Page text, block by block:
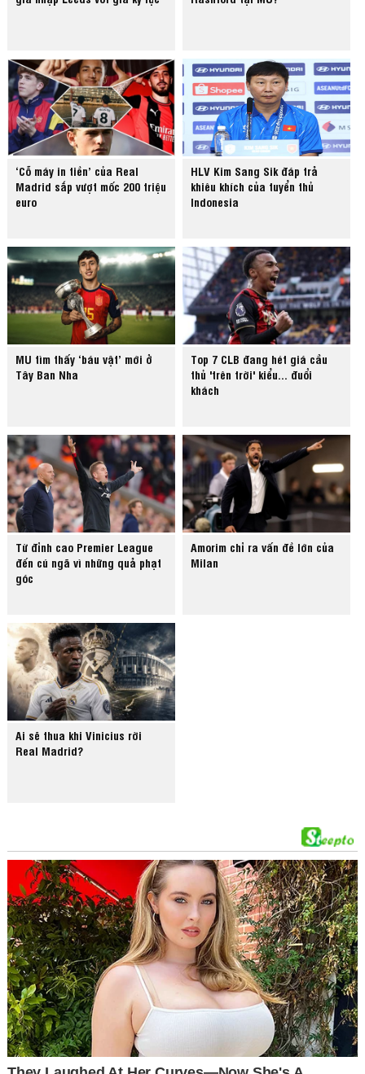
‘Cỗ máy in tiền’ của Real
Madrid sắp vượt mốc 200 triệu
euro
HLV Kim Sang Sik đáp trả
khiêu khích của tuyển thủ
Indonesia
MU tìm thấy ‘báu vật’ mới ở
Tây Ban Nha
Top 7 CLB đang hét giá cầu
thủ 'trên trời' kiểu... đuổi
khách
Từ đỉnh cao Premier League
đến cú ngã vì những quả phạt
góc
Amorim chỉ ra vấn đề lớn của
Milan
Ai sẽ thua khi Vinicius rời
Real Madrid?